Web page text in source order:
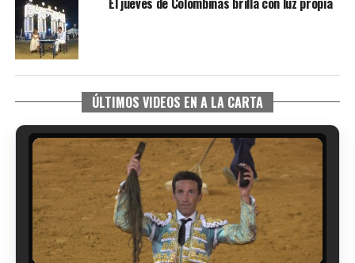
ÚLTIMOS VIDEOS EN A LA CARTA